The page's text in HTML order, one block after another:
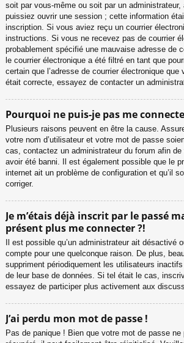
soit par vous-même ou soit par un administrateur,
puissiez ouvrir une session ; cette information
inscription. Si vous aviez reçu un courrier
instructions. Si vous ne recevez pas de courrier
probablement spécifié une mauvaise adresse de
le courrier électronique a été filtré en tant que
certain que l’adresse de courrier électronique
était correcte, essayez de contacter un
Pourquoi ne puis-je pas me
Plusieurs raisons peuvent en être la cause.
votre nom d’utilisateur et votre mot de passe
cas, contactez un administrateur du forum afin
avoir été banni. Il est également possible que le
internet ait un problème de configuration et qu’il
corriger.
Je m’étais déjà inscrit par le passé
présent plus me connecter ?!
Il est possible qu’un administrateur ait désactivé
compte pour une quelconque raison. De plus,
suppriment périodiquement les utilisateurs
de leur base de données. Si tel était le cas,
essayez de participer plus activement aux
J’ai perdu mon mot de passe !
Pas de panique ! Bien que votre mot de passe